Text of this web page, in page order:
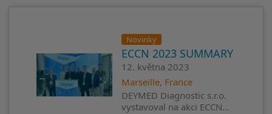
Novinky
ECCN 2023 SUMMARY
12. května 2023
Marseille, France
DEYMED Diagnostic s.r.o.
vystavoval na akci ECCN…